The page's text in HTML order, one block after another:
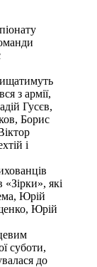
з армії,
Гусєв,
Борис
і
які
Юрій
Юрій
суботи,
до